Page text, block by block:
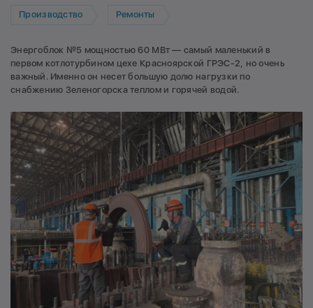
Производство Ремонты
Энергоблок №5 мощностью 60 МВт — самый маленький в
первом котлотурбином цехе Красноярской ГРЭС-2, но очень
важный. Именно он несет большую долю нагрузки по
снабжению Зеленогорска теплом и горячей водой.